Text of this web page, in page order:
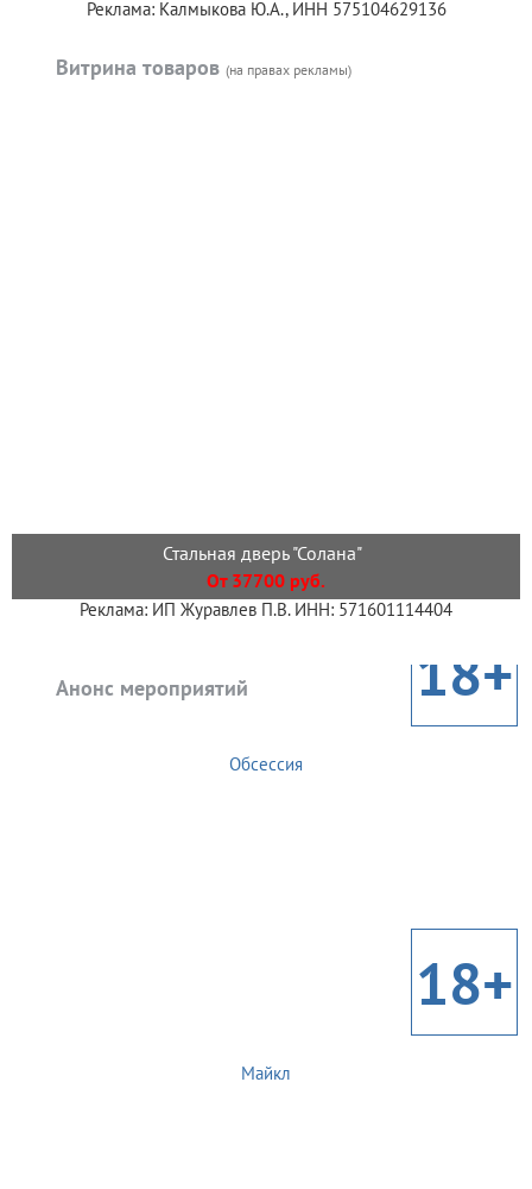
Реклама: Калмыкова Ю.А., ИНН 575104629136
Витрина товаров (на правах рекламы)
Стальная дверь "Солана"
От 37700 руб.
Реклама: ИП Журавлев П.В. ИНН: 571601114404
Анонс мероприятий 18+
Обсессия
18+
Майкл